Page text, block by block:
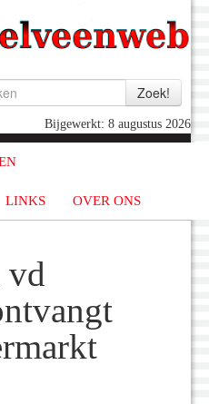
Bijgewerkt: 8 augustus 2026
LINKS OVER ONS
vd